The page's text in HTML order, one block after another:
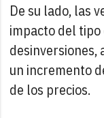
De su lado, las
impacto del tipo
desinversiones,
un incremento
de los precios.